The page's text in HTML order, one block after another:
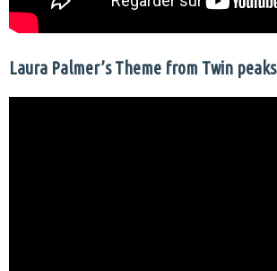
Laura Palmer’s Theme from Twin peaks